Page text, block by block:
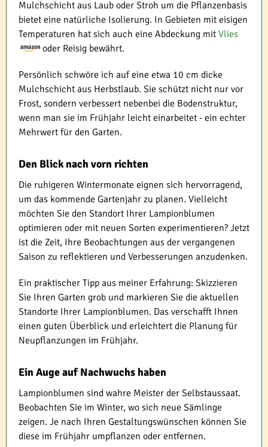
Mulchschicht aus Laub oder Stroh um die Pflanzenbasis
bietet eine natürliche Isolierung. In Gebieten mit eisigen
Temperaturen hat sich auch eine Abdeckung mit Vlies
oder Reisig bewährt.
Persönlich schwöre ich auf eine etwa 10 cm dicke
Mulchschicht aus Herbstlaub. Sie schützt nicht nur vor
Frost, sondern verbessert nebenbei die Bodenstruktur,
wenn man sie im Frühjahr leicht einarbeitet - ein echter
Mehrwert für den Garten.
Den Blick nach vorn richten
Die ruhigeren Wintermonate eignen sich hervorragend,
um das kommende Gartenjahr zu planen. Vielleicht
möchten Sie den Standort Ihrer Lampionblumen
optimieren oder mit neuen Sorten experimentieren? Jetzt
ist die Zeit, Ihre Beobachtungen aus der vergangenen
Saison zu reflektieren und Verbesserungen anzudenken.
Ein praktischer Tipp aus meiner Erfahrung: Skizzieren
Sie Ihren Garten grob und markieren Sie die aktuellen
Standorte Ihrer Lampionblumen. Das verschafft Ihnen
einen guten Überblick und erleichtert die Planung für
Neupflanzungen im Frühjahr.
Ein Auge auf Nachwuchs haben
Lampionblumen sind wahre Meister der Selbstaussaat.
Beobachten Sie im Winter, wo sich neue Sämlinge
zeigen. Je nach Ihren Gestaltungswünschen können Sie
diese im Frühjahr umpflanzen oder entfernen.